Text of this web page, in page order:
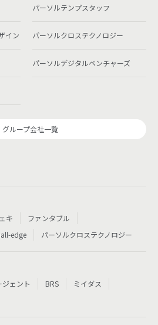
パーソルテンプスタッフ
イン パーソルクロステクノロジー
パーソルデジタルベンチャーズ
グループ会社一覧
キ
ファンタブル
edge パーソルクロステクノロジー
ェント BRS
ミイダス